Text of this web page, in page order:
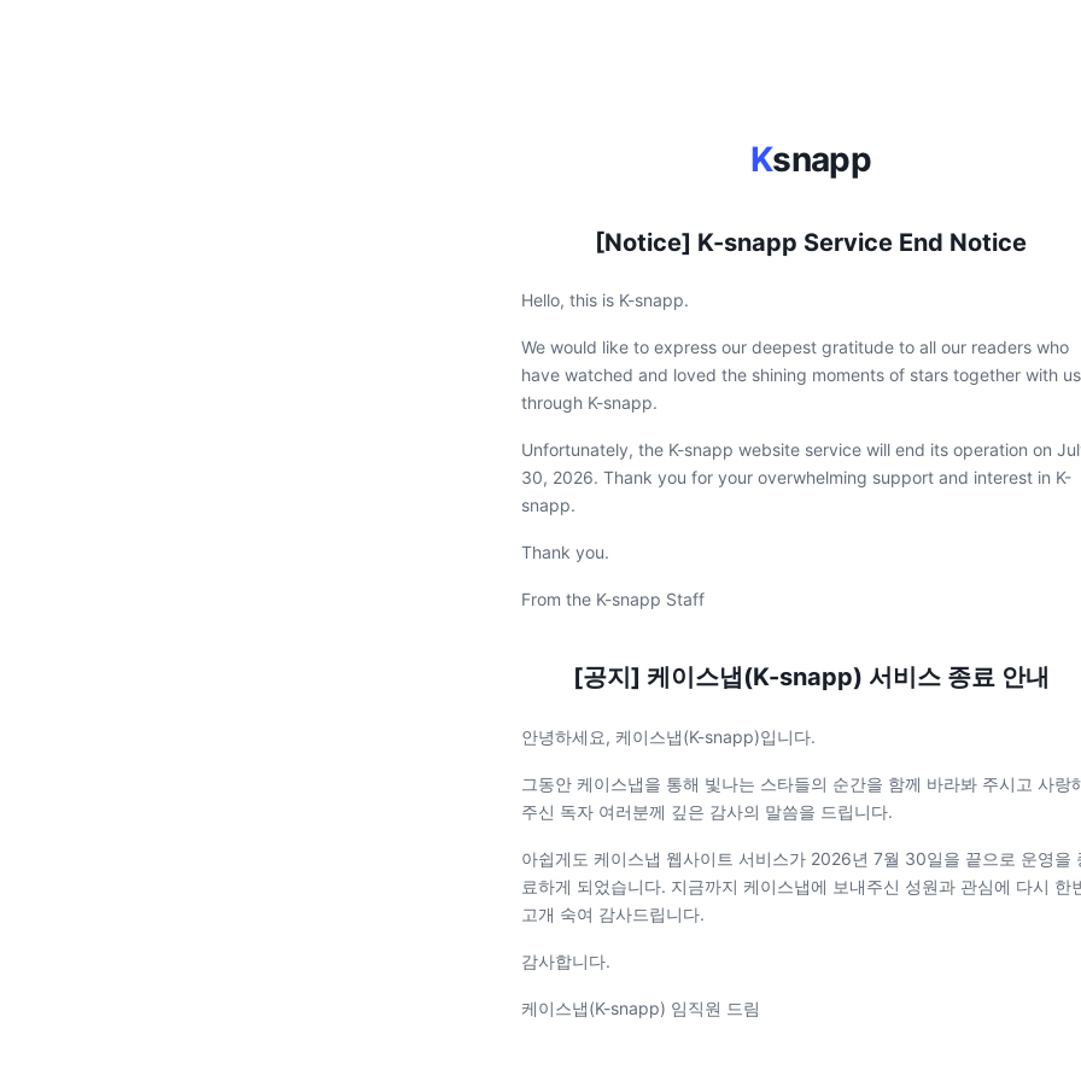
Ksnapp
[Notice] K-snapp Service End Notice
Hello, this is K-snapp.
We would like to express our deepest gratitude to all our readers who
have watched and loved the shining moments of stars together with us
through K-snapp.
Unfortunately, the K-snapp website service will end its operation on
30, 2026. Thank you for your overwhelming support and interest in K-
snapp.
Thank you.
From the K-snapp Staff
[공지] 케이스냅(K-snapp) 서비스 종료 안내
안녕하세요, 케이스냅(K-snapp)입니다.
그동안 케이스냅을 통해 빛나는 스타들의 순간을 함께 바라봐 주시고 사랑
주신 독자 여러분께 깊은 감사의 말씀을 드립니다.
아쉽게도 케이스냅 웹사이트 서비스가 2026년 7월 30일을 끝으로 운영을
료하게 되었습니다. 지금까지 케이스냅에 보내주신 성원과 관심에 다시 한
고개 숙여 감사드립니다.
감사합니다.
케이스냅(K-snapp) 임직원 드림